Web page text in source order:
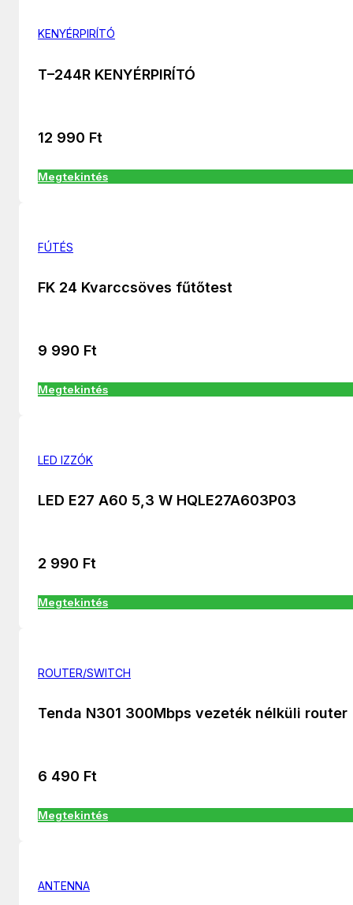
KENYÉRPIRÍTÓ
T–244R KENYÉRPIRÍTÓ
12 990 Ft
Megtekintés
FÚTÉS
FK 24 Kvarccsöves fűtőtest
9 990 Ft
Megtekintés
LED IZZÓK
LED E27 A60 5,3 W HQLE27A603P03
2 990 Ft
Megtekintés
ROUTER/SWITCH
Tenda N301 300Mbps vezeték nélküli router
6 490 Ft
Megtekintés
ANTENNA